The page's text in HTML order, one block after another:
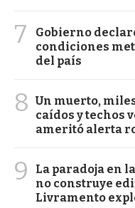
7
Gobierno
condiciones
del país
8 Un muerto,
caídos y techos
ameritó alerta
9
La paradoja en
no construye
Livramento